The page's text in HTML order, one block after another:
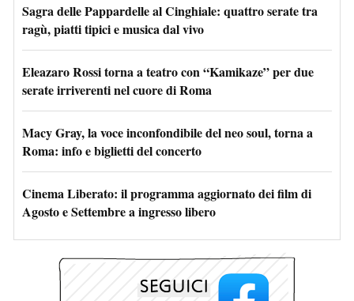
Sagra delle Pappardelle al Cinghiale: quattro serate tra
ragù, piatti tipici e musica dal vivo
Eleazaro Rossi torna a teatro con “Kamikaze” per due
serate irriverenti nel cuore di Roma
Macy Gray, la voce inconfondibile del neo soul, torna a
Roma: info e biglietti del concerto
Cinema Liberato: il programma aggiornato dei film di
Agosto e Settembre a ingresso libero